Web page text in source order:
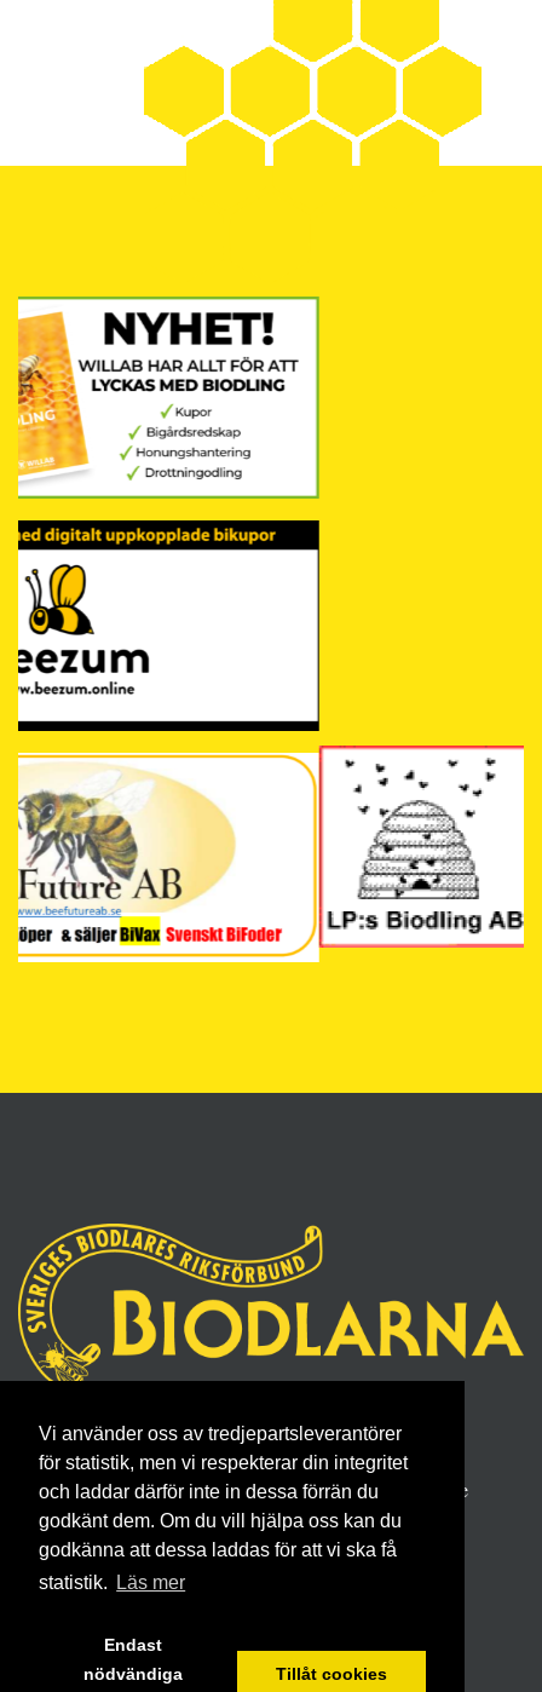
Vi använder oss av tredjepartsleverantörer
för statistik, men vi respekterar din integritet
och laddar därför inte in dessa förrän du
godkänt dem. Om du vill hjälpa oss kan du
godkänna att dessa laddas för att vi ska få
statistik.
Läs mer
Endast
nödvändiga
Tillåt cookies
Sveriges Biodlares Riksförbund
Borgmästaregatan 26, 596 34 Skänninge
Telefon 0142- 48 20 00, E-post: info@biodlarna.se
Köpvillkor för medlemskap